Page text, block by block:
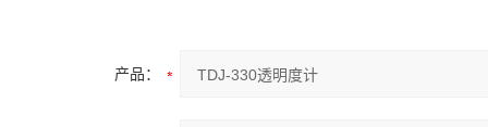
产品：